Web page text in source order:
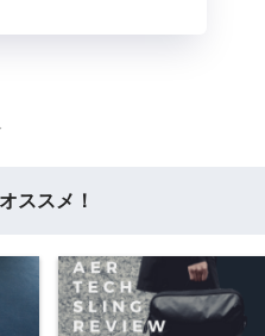
ススメ！